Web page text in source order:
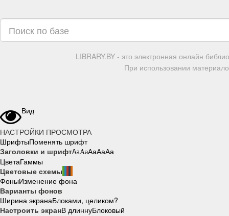
LIBRARY.BY - это электронная онлайн
При использовании
Вид
НАСТРОЙКИ ПРОСМОТРА
ШрифтыПоменять шрифт
Заголовки и шрифтAaAaAaAaAa
ЦветаГаммы
Цветовые схемы
ФоныИзменение фона
Варианты фонов
Ширина экранаБлоками, целиком?
Настроить экранВ длиннуБлоковый